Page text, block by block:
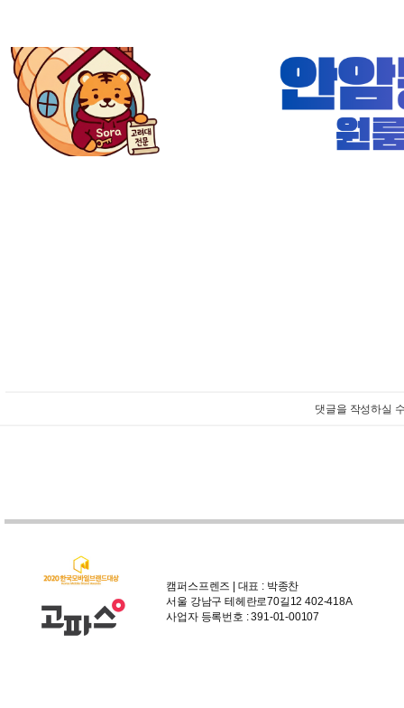
댓글을 작성하실
캠퍼스프렌즈 | 대표 : 박종찬
서울 강남구 테헤란로70길12 402-418A
사업자 등록번호 : 391-01-00107